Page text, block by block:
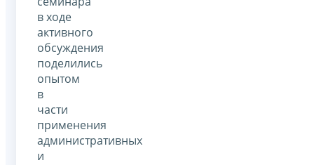
в ходе
активного
обсуждения
поделились
опытом
в
части
применения
административных
и